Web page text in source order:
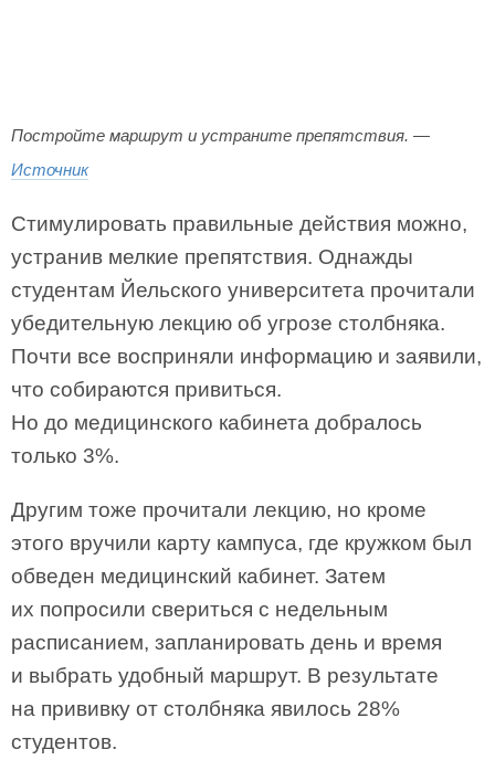
Постройте маршрут и устраните препятствия. —
Источник
Стимулировать правильные действия можно,
устранив мелкие препятствия. Однажды
студентам Йельского университета прочитали
убедительную лекцию об угрозе столбняка.
Почти все восприняли информацию и заявили,
что собираются привиться.
Но до медицинского кабинета добралось
только 3%.
Другим тоже прочитали лекцию, но кроме
этого вручили карту кампуса, где кружком был
обведен медицинский кабинет. Затем
их попросили свериться с недельным
расписанием, запланировать день и время
и выбрать удобный маршрут. В результате
на прививку от столбняка явилось 28%
студентов.